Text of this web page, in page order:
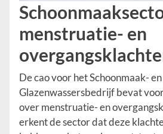
menstruatie- en
De cao voor het Schoonmaak- en
Glazenwassersbedrijf bevat
over menstruatie- en
erkent de sector dat deze